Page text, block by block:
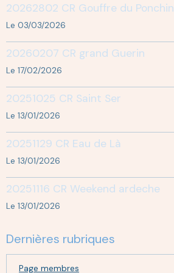
20262802 CR Gouffre du Ponchin
Le 03/03/2026
20260207 CR grand Guerin
Le 17/02/2026
20251025 CR Saint Ser
Le 13/01/2026
20251129 CR Eau de Là
Le 13/01/2026
20251116 CR Weekend ardeche
Le 13/01/2026
Dernières rubriques
Page membres